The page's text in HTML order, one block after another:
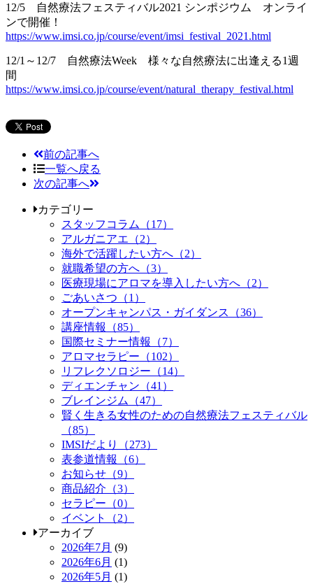
12/5 自然療法フェスティバル2021 シンポジウム オンライ
ンで開催！
https://www.imsi.co.jp/course/event/imsi_festival_2021.html
12/1～12/7 自然療法Week 様々な自然療法に出逢える1週
間
https://www.imsi.co.jp/course/event/natural_therapy_festival.html
前の記事へ
一覧へ戻る
次の記事へ
カテゴリー
スタッフコラム（17）
アルガニアエ（2）
海外で活躍したい方へ（2）
就職希望の方へ（3）
医療現場にアロマを導入したい方へ（2）
ごあいさつ（1）
オープンキャンパス・ガイダンス（36）
講座情報（85）
国際セミナー情報（7）
アロマセラピー（102）
リフレクソロジー（14）
ディエンチャン（41）
ブレインジム（47）
賢く生きる女性のための自然療法フェスティバル
（85）
IMSIだより（273）
表参道情報（6）
お知らせ（9）
商品紹介（3）
セラピー（0）
イベント（2）
アーカイブ
2026年7月 (9)
2026年6月 (1)
2026年5月 (1)